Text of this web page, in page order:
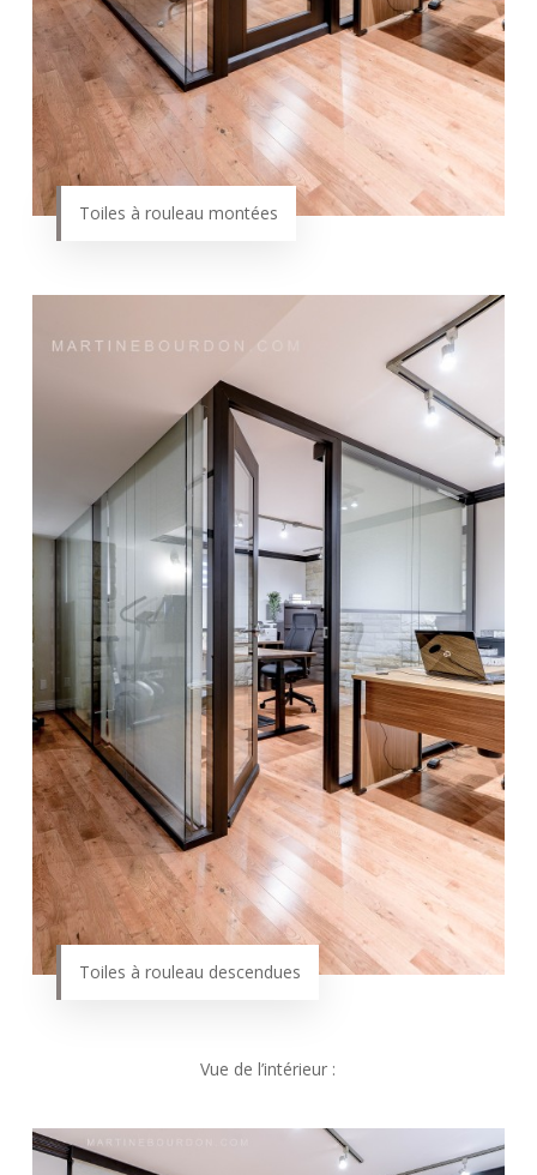
Toiles à rouleau montées
Toiles à rouleau descendues
Vue de l’intérieur :